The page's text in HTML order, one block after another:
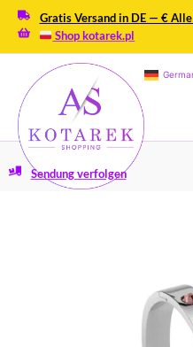
Gratis Versand in DE — €
Shop kotarek.pl
Sendung verfolgen